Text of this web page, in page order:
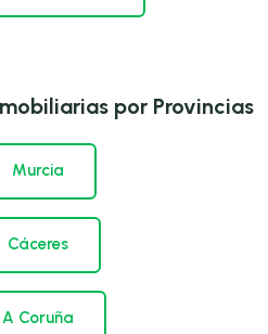
por Provincias
Murcia
Cáceres
A Coruña